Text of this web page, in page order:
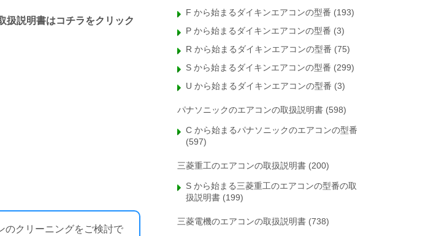
扱説明書はコチラをクリック
のクリーニングをご検討で
F から始まるダイキンエアコンの型番 (193)
P から始まるダイキンエアコンの型番 (3)
R から始まるダイキンエアコンの型番 (75)
S から始まるダイキンエアコンの型番 (299)
U から始まるダイキンエアコンの型番 (3)
パナソニックのエアコンの取扱説明書 (598)
C から始まるパナソニックのエアコンの型番
(597)
三菱重工のエアコンの取扱説明書 (200)
S から始まる三菱重工のエアコンの型番の取
扱説明書 (199)
三菱電機のエアコンの取扱説明書 (738)